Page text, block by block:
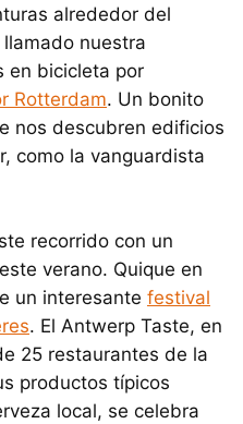
alrededor del
nuestra
en bicicleta por
Rotterdam. Un bonito
nos descubren edificios
como la vanguardista
recorrido con un
verano. Quique en
un interesante festival
. El Antwerp Taste, en
25 restaurantes de la
productos típicos
local, se celebra